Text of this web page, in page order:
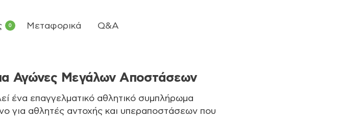
0 Μεταφορικά Q&A
Αγώνες Μεγάλων Αποστάσεων
ένα επαγγελματικό αθλητικό συμπλήρωμα
για αθλητές αντοχής και υπεραποστάσεων που